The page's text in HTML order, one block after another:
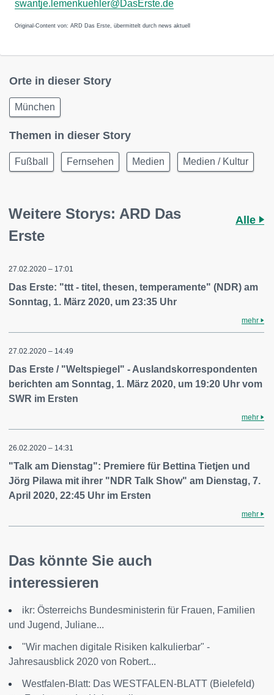
swantje.lemenkuehler@DasErste.de
Original-Content von: ARD Das Erste, übermittelt durch news aktuell
Orte in dieser Story
München
Themen in dieser Story
Fußball Fernsehen Medien Medien / Kultur
Weitere Storys: ARD Das
Erste
Alle
27.02.2020 – 17:01
Das Erste: "ttt - titel, thesen, temperamente" (NDR) am
Sonntag, 1. März 2020, um 23:35 Uhr
mehr
27.02.2020 – 14:49
Das Erste / "Weltspiegel" - Auslandskorrespondenten
berichten am Sonntag, 1. März 2020, um 19:20 Uhr vom
SWR im Ersten
mehr
26.02.2020 – 14:31
"Talk am Dienstag": Premiere für Bettina Tietjen und
Jörg Pilawa mit ihrer "NDR Talk Show" am Dienstag, 7.
April 2020, 22:45 Uhr im Ersten
mehr
Das könnte Sie auch
interessieren
ikr: Österreichs Bundesministerin für Frauen, Familien
und Jugend, Juliane...
"Wir machen digitale Risiken kalkulierbar" -
Jahresausblick 2020 von Robert...
Westfalen-Blatt: Das WESTFALEN-BLATT (Bielefeld)